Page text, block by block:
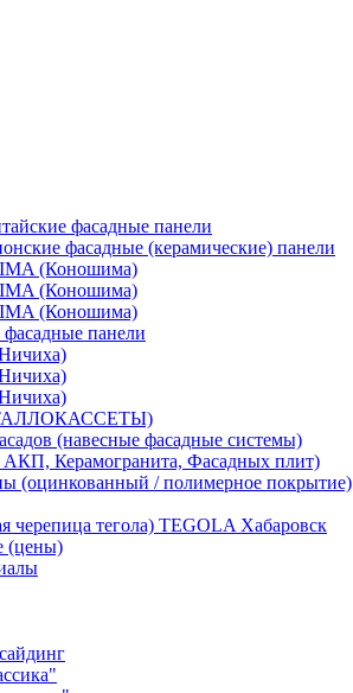
фасадные панели
фасадные (керамические) панели
(Коношима)
(Коношима)
(Коношима)
панели
(навесные фасадные системы)
Керамогранита, Фасадных плит)
(оцинкованный / полимерное покрытие)
черепица тегола) TEGOLA Хабаровск
(цены)